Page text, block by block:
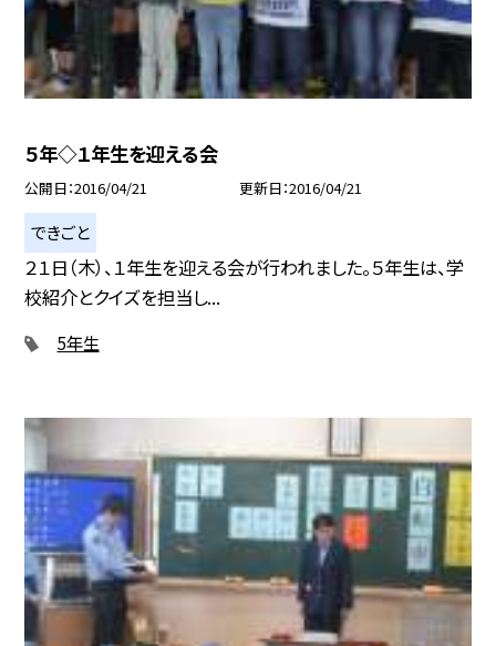
５年◇１年生を迎える会
公開日 2016/04/21 更新日 2016/04/21
できごと
２１日（木）、１年生を迎える会が行われました。５年生は、学
校紹介とクイズを担当し...
5年生